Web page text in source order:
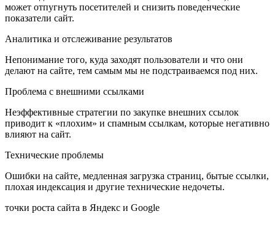
может отпугнуть посетителей и снизить поведенческие
показатели сайт.
Аналитика и отслеживание результатов
Непонимание того, куда заходят пользователи и что они
делают на сайте, тем самым мы не подстраиваемся под них.
Проблема с внешними ссылками
Неэффективные стратегии по закупке внешних ссылок
приводит к «плохим» и спамным ссылкам, которые негативно
влияют на сайт.
Технические проблемы
Ошибки на сайте, медленная загрузка страниц, бытые ссылки,
плохая индексация и другие технические недочеты.
точки роста сайта в Яндекс и Google